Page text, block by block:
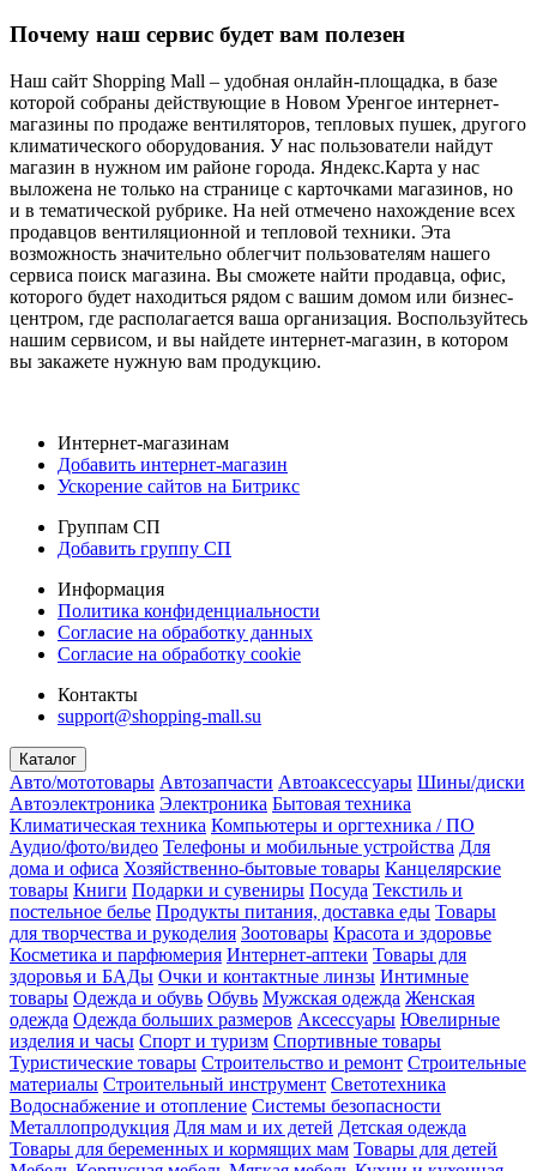
Почему наш сервис будет вам полезен
Наш сайт Shopping Mall – удобная онлайн-площадка, в базе
которой собраны действующие в Новом Уренгое интернет-
магазины по продаже вентиляторов, тепловых пушек, другого
климатического оборудования. У нас пользователи найдут
магазин в нужном им районе города. Яндекс.Карта у нас
выложена не только на странице с карточками магазинов, но
и в тематической рубрике. На ней отмечено нахождение всех
продавцов вентиляционной и тепловой техники. Эта
возможность значительно облегчит пользователям нашего
сервиса поиск магазина. Вы сможете найти продавца, офис,
которого будет находиться рядом с вашим домом или бизнес-
центром, где располагается ваша организация. Воспользуйтесь
нашим сервисом, и вы найдете интернет-магазин, в котором
вы закажете нужную вам продукцию.
Интернет-магазинам
Добавить интернет-магазин
Ускорение сайтов на Битрикс
Группам СП
Добавить группу СП
Информация
Политика конфиденциальности
Согласие на обработку данных
Согласие на обработку cookie
Контакты
support@shopping-mall.su
Каталог
Авто/мототовары Автозапчасти Автоаксессуары Шины/диски
Автоэлектроника Электроника Бытовая техника
Климатическая техника Компьютеры и оргтехника / ПО
Аудио/фото/видео Телефоны и мобильные устройства Для
дома и офиса Хозяйственно-бытовые товары Канцелярские
товары Книги Подарки и сувениры Посуда Текстиль и
постельное белье Продукты питания, доставка еды Товары
для творчества и рукоделия Зоотовары Красота и здоровье
Косметика и парфюмерия Интернет-аптеки Товары для
здоровья и БАДы Очки и контактные линзы Интимные
товары Одежда и обувь Обувь Мужская одежда Женская
одежда Одежда больших размеров Аксессуары Ювелирные
изделия и часы Спорт и туризм Спортивные товары
Туристические товары Строительство и ремонт Строительные
материалы Строительный инструмент Светотехника
Водоснабжение и отопление Системы безопасности
Металлопродукция Для мам и их детей Детская одежда
Товары для беременных и кормящих мам Товары для детей